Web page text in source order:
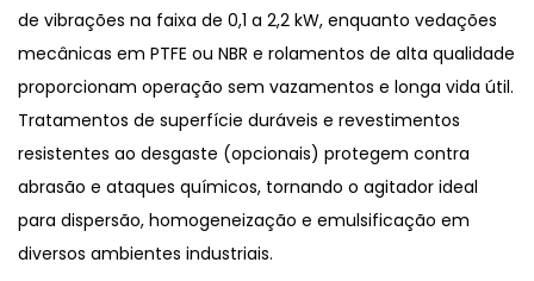
de vibrações na faixa de 0,1 a 2,2 kW, enquanto vedações
mecânicas em PTFE ou NBR e rolamentos de alta qualidade
proporcionam operação sem vazamentos e longa vida útil.
Tratamentos de superfície duráveis ​​e revestimentos
resistentes ao desgaste (opcionais) protegem contra
abrasão e ataques químicos, tornando o agitador ideal
para dispersão, homogeneização e emulsificação em
diversos ambientes industriais.